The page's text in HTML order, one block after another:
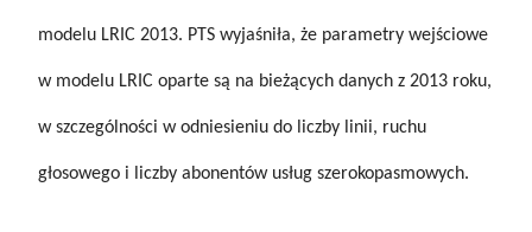
modelu LRIC 2013. PTS wyjaśniła, że parametry wejściowe
w modelu LRIC oparte są na bieżących danych z 2013 roku,
w szczególności w odniesieniu do liczby linii, ruchu
głosowego i liczby abonentów usług szerokopasmowych.